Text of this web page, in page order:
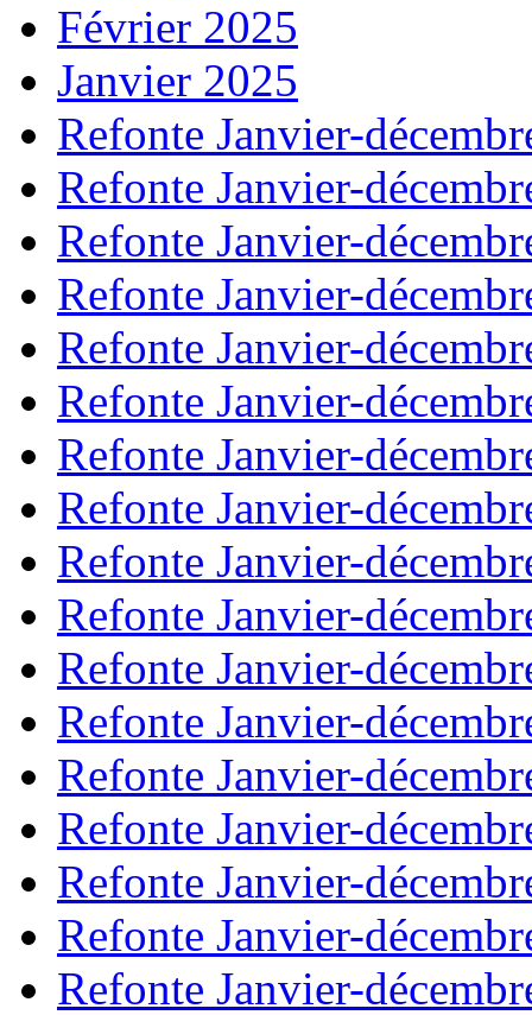
Février 2025
Janvier 2025
Refonte Janvier-
Refonte Janvier-
Refonte Janvier-
Refonte Janvier-
Refonte Janvier-
Refonte Janvier-
Refonte Janvier-
Refonte Janvier-
Refonte Janvier-
Refonte Janvier-
Refonte Janvier-
Refonte Janvier-
Refonte Janvier-
Refonte Janvier-
Refonte Janvier-
Refonte Janvier-
Refonte Janvier-